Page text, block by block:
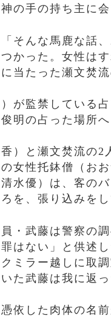
の手の持ち主に
そんな馬鹿な話
かった。女性は
当たった瀬文焚
が監禁している
明の占った場所
）と瀬文焚流の
女性托鉢僧（お
水優）は、客の
を、張り込みを
・武藤は警察の
はない」と供述
ミラー越しに取
た武藤は我に返っ
依した肉体の名